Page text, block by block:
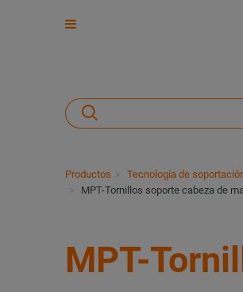
Productos Tecnología de
MPT-Tornillos soporte cabeza de
MPT-